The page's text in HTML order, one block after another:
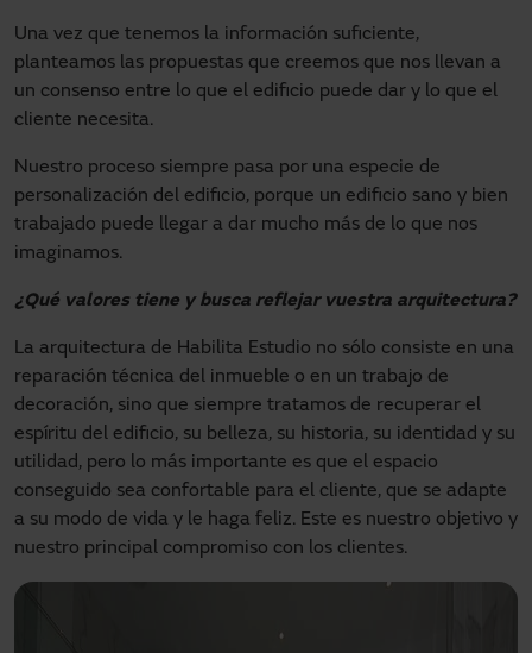
Una vez que tenemos la información suficiente,
planteamos las propuestas que creemos que nos llevan a
un consenso entre lo que el edificio puede dar y lo que el
cliente necesita.
Nuestro proceso siempre pasa por una especie de
personalización del edificio, porque un edificio sano y bien
trabajado puede llegar a dar mucho más de lo que nos
imaginamos.
¿Qué valores tiene y busca reflejar vuestra arquitectura?
La arquitectura de Habilita Estudio no sólo consiste en una
reparación técnica del inmueble o en un trabajo de
decoración, sino que siempre tratamos de recuperar el
espíritu del edificio, su belleza, su historia, su identidad y su
utilidad, pero lo más importante es que el espacio
conseguido sea confortable para el cliente, que se adapte
a su modo de vida y le haga feliz. Este es nuestro objetivo y
nuestro principal compromiso con los clientes.